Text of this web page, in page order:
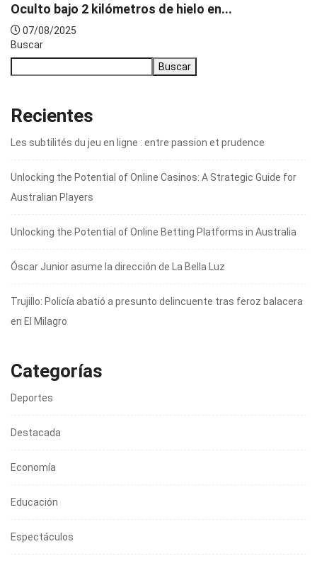
Oculto bajo 2 kilómetros de hielo en...
07/08/2025
Buscar
Buscar
Recientes
Les subtilités du jeu en ligne : entre passion et prudence
Unlocking the Potential of Online Casinos: A Strategic Guide for
Australian Players
Unlocking the Potential of Online Betting Platforms in Australia
Óscar Junior asume la dirección de La Bella Luz
Trujillo: Policía abatió a presunto delincuente tras feroz balacera
en El Milagro
Categorías
Deportes
Destacada
Economía
Educación
Espectáculos